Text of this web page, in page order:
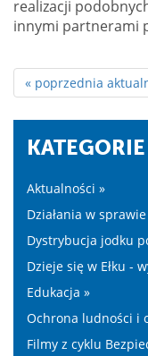
realizacji
innymi partnerami
« poprzednia
Aktualności »
Działania w
Dystrybucja jodku
Dzieje się w Ełku -
Edukacja »
Ochrona ludności i
Filmy z cyklu